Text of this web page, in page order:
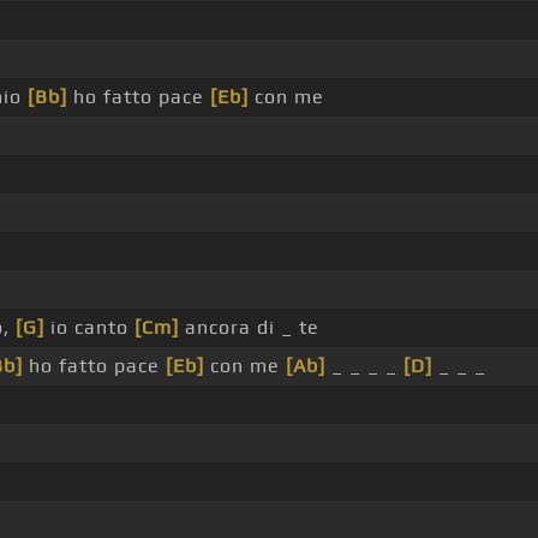
[Bb] ho fatto pace [Eb] con me
[G] io canto [Cm] ancora di _ te
ho fatto pace [Eb] con me [Ab] [D]